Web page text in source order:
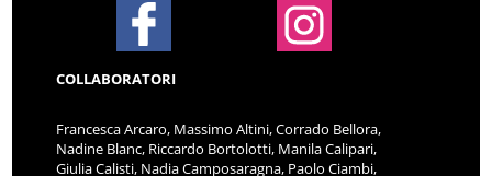
COLLABORATORI
Francesca Arcaro, Massimo Altini, Corrado Bellora,
Nadine Blanc, Riccardo Bortolotti, Manila Calipari,
Giulia Calisti, Nadia Camposaragna, Paolo Ciambi,